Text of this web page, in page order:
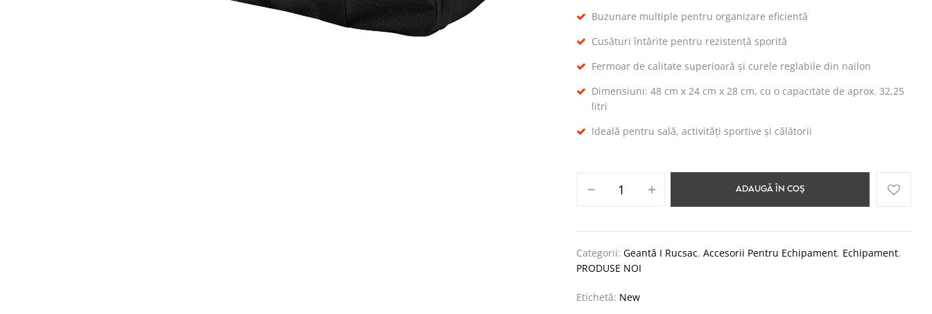
Buzunare multiple pentru organizare eficientă
Cusături întărite pentru rezistență sporită
Fermoar de calitate superioară și curele reglabile din nailon
Dimensiuni: 48 cm x 24 cm x 28 cm, cu o capacitate de aprox. 32,25
litri
Ideală pentru sală, activități sportive și călătorii
ADAUGĂ ÎN COȘ
Categorii:Geantă I Rucsac,Accesorii Pentru Echipament, Echipament,
PRODUSE NOI
Etichetă: New